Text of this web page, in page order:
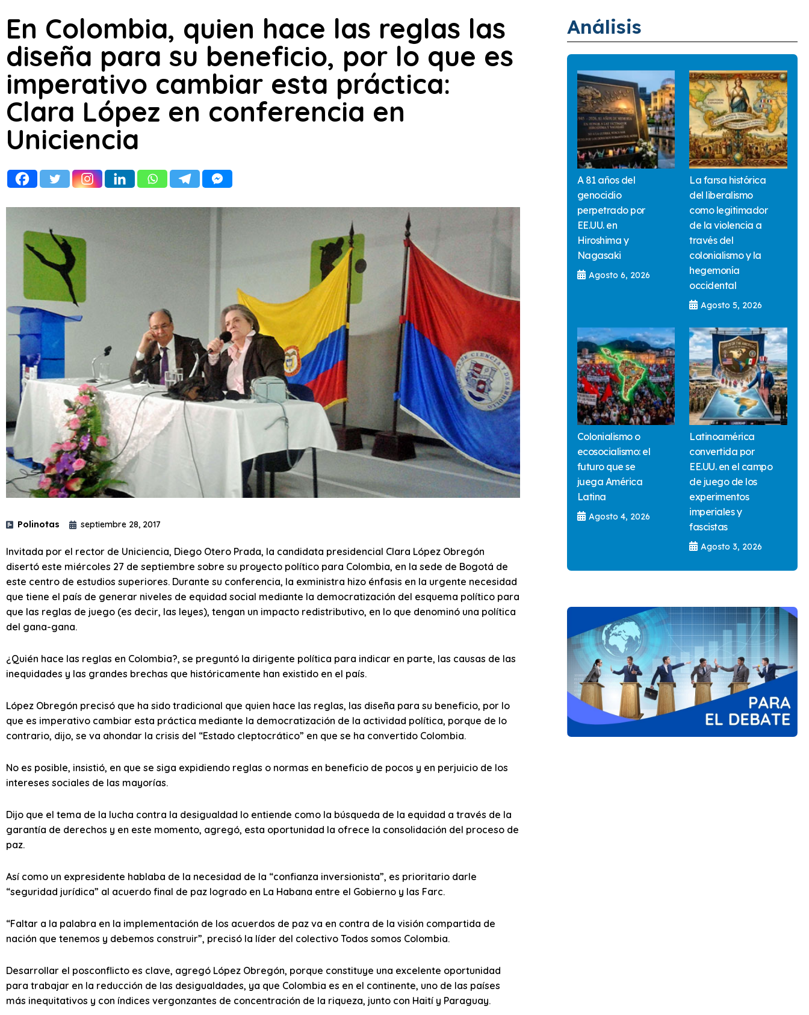
En Colombia, quien hace las reglas las
diseña para su beneficio, por lo que es
imperativo cambiar esta práctica:
Clara López en conferencia en
Uniciencia
Polinotas septiembre 28, 2017
Invitada por el rector de Uniciencia, Diego Otero Prada, la candidata presidencial Clara López Obregón
disertó este miércoles 27 de septiembre sobre su proyecto político para Colombia, en la sede de Bogotá de
este centro de estudios superiores. Durante su conferencia, la exministra hizo énfasis en la urgente necesidad
que tiene el país de generar niveles de equidad social mediante la democratización del esquema político para
que las reglas de juego (es decir, las leyes), tengan un impacto redistributivo, en lo que denominó una política
del gana-gana.
¿Quién hace las reglas en Colombia?, se preguntó la dirigente política para indicar en parte, las causas de las
inequidades y las grandes brechas que históricamente han existido en el país.
López Obregón precisó que ha sido tradicional que quien hace las reglas, las diseña para su beneficio, por lo
que es imperativo cambiar esta práctica mediante la democratización de la actividad política, porque de lo
contrario, dijo, se va ahondar la crisis del “Estado cleptocrático” en que se ha convertido Colombia.
No es posible, insistió, en que se siga expidiendo reglas o normas en beneficio de pocos y en perjuicio de los
intereses sociales de las mayorías.
Dijo que el tema de la lucha contra la desigualdad lo entiende como la búsqueda de la equidad a través de la
garantía de derechos y en este momento, agregó, esta oportunidad la ofrece la consolidación del proceso de
paz.
Así como un expresidente hablaba de la necesidad de la “confianza inversionista”, es prioritario darle
“seguridad jurídica” al acuerdo final de paz logrado en La Habana entre el Gobierno y las Farc.
“Faltar a la palabra en la implementación de los acuerdos de paz va en contra de la visión compartida de
nación que tenemos y debemos construir”, precisó la líder del colectivo Todos somos Colombia.
Desarrollar el posconflicto es clave, agregó López Obregón, porque constituye una excelente oportunidad
para trabajar en la reducción de las desigualdades, ya que Colombia es en el continente, uno de las países
más inequitativos y con índices vergonzantes de concentración de la riqueza, junto con Haití y Paraguay.
Análisis
A 81 años del
genocidio
perpetrado por
EE.UU. en
Hiroshima y
Nagasaki
Agosto 6, 2026
La farsa histórica
del liberalismo
como legitimador
de la violencia a
través del
colonialismo y la
hegemonía
occidental
Agosto 5, 2026
Colonialismo o
ecosocialismo: el
futuro que se
juega América
Latina
Agosto 4, 2026
Latinoamérica
convertida por
EE.UU. en el campo
de juego de los
experimentos
imperiales y
fascistas
Agosto 3, 2026